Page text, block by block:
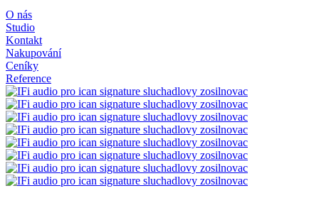
O nás
Studio
Kontakt
Nakupování
Ceníky
Reference